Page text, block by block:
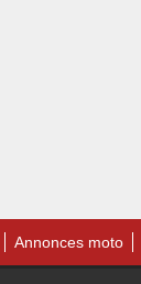
Annonces moto